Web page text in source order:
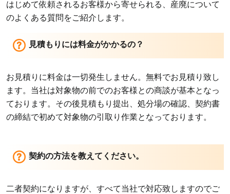
はじめて依頼されるお客様から寄せられる、産廃について
のよくある質問をご紹介します。
見積もりには料金がかかるの？
お見積りに料金は一切発生しません。無料でお見積り致し
ます。当社は対象物の前でのお客様との商談が基本となっ
ております。その後見積もり提出、処分場の確認、契約書
の締結で初めて対象物の引取り作業となっております。
契約の方法を教えてください。
二者契約になりますが、すべて当社で対応致しますのでご